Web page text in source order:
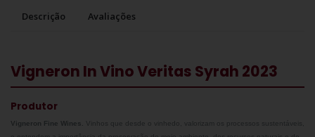
Descrição Avaliações
Vigneron In Vino Veritas Syrah 2023
Produtor
Vigneron Fine Wines.
Vinhos que desde o vinhedo, valorizam os processos sustentáveis,